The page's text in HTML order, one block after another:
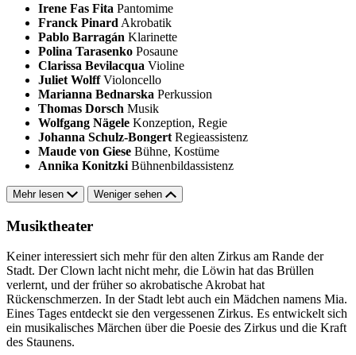
Irene Fas Fita Pantomime
Franck Pinard Akrobatik
Pablo Barragán Klarinette
Polina Tarasenko Posaune
Clarissa Bevilacqua Violine
Juliet Wolff Violoncello
Marianna Bednarska Perkussion
Thomas Dorsch Musik
Wolfgang Nägele Konzeption, Regie
Johanna Schulz-Bongert Regieassistenz
Maude von Giese Bühne, Kostüme
Annika Konitzki Bühnenbildassistenz
Mehr lesen Weniger sehen
Musiktheater
Keiner interessiert sich mehr für den alten Zirkus am Rande der
Stadt. Der Clown lacht nicht mehr, die Löwin hat das Brüllen
verlernt, und der früher so akrobatische Akrobat hat
Rückenschmerzen. In der Stadt lebt auch ein Mädchen namens Mia.
Eines Tages entdeckt sie den vergessenen Zirkus. Es entwickelt sich
ein musikalisches Märchen über die Poesie des Zirkus und die Kraft
des Staunens.